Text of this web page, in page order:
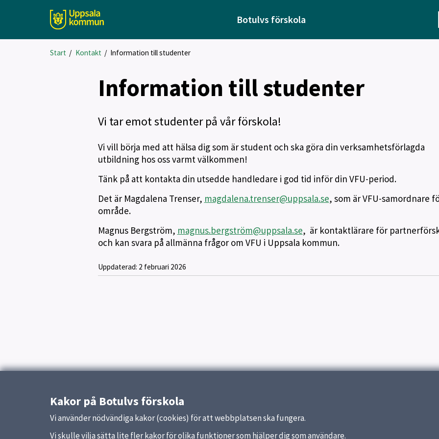
Botulvs förskola
Start / Kontakt/ Information till studenter
Information till studenter
Vi tar emot studenter på vår förskola!
Vi vill börja med att hälsa dig som är student och ska göra din verksamhetsförlagda
utbildning hos oss varmt välkommen!
Tänk på att kontakta din utsedde handledare i god tid inför din VFU-period.
Det är Magdalena Trenser, magdalena.trenser@uppsala.se, som är VFU-samordnare
område.
Magnus Bergström, magnus.bergström@uppsala.se, är kontaktlärare för
och kan svara på allmänna frågor om VFU i Uppsala kommun.
Uppdaterad: 2 februari 2026
Kakor på Botulvs förskola
Vi använder nödvändiga kakor (cookies) för att webbplatsen ska fungera.
Vi skulle vilja sätta lite fler kakor för olika funktioner som hjälper dig som användare.